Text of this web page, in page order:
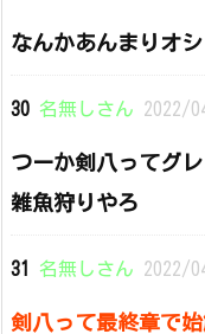
なんかあんまりオ
30 名無しさん 2022/
つーか剣八ってグ
雑魚狩りやろ
31 名無しさん 2022/
剣八って最終章で